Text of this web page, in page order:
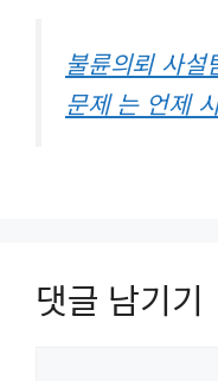
불륜의뢰 사
문제 는 언제
댓글 남기기